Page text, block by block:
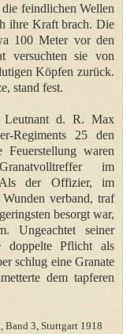
feindlichen Wellen
ihre Kraft brach. Die
100 Meter vor den
versuchten sie von
Köpfen zurück.
stand fest.
Leutnant d. R. Max
Regiments 25 den
waren
im
Als der Offizier, im
verband, traf
besorgt war,
Ungeachtet seiner
doppelte Pflicht als
schlug eine Granate
dem tapferen
Band 3, Stuttgart 1918